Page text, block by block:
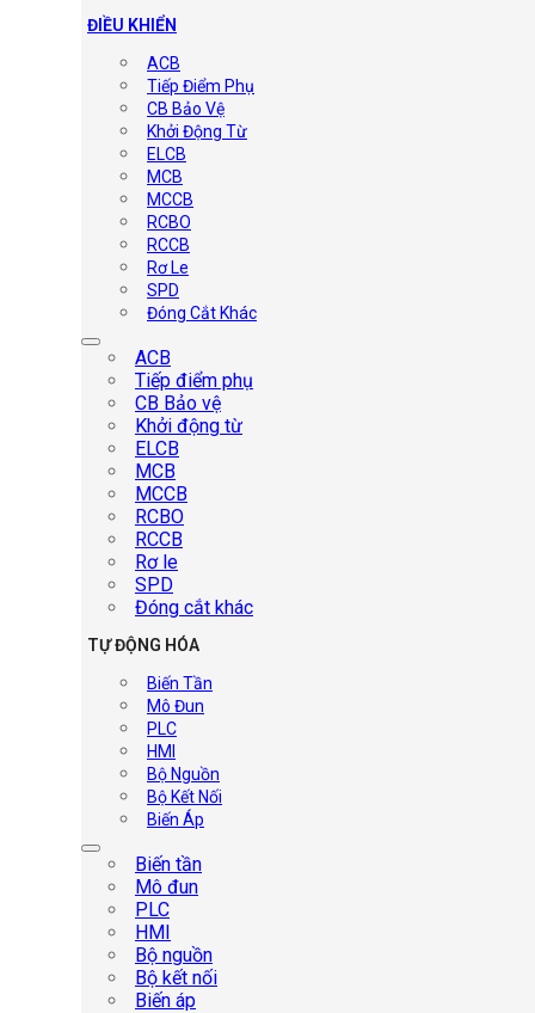
ĐIỀU KHIỂN
ACB
Tiếp Điểm Phụ
CB Bảo Vệ
Khởi Động Từ
ELCB
MCB
MCCB
RCBO
RCCB
Rơ Le
SPD
Đóng Cắt Khác
ACB
Tiếp điểm phụ
CB Bảo vệ
Khởi động từ
ELCB
MCB
MCCB
RCBO
RCCB
Rơ le
SPD
Đóng cắt khác
TỰ ĐỘNG HÓA
Biến Tần
Mô Đun
PLC
HMI
Bộ Nguồn
Bộ Kết Nối
Biến Áp
Biến tần
Mô đun
PLC
HMI
Bộ nguồn
Bộ kết nối
Biến áp